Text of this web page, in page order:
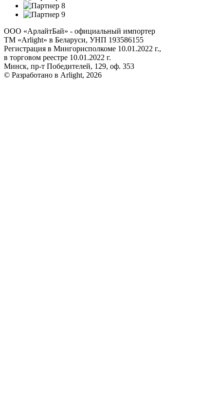
ООО «АрлайтБай» - официальный импортер
ТМ «Arlight» в Беларуси, УНП 193586155
Регистрация в Мингорисполкоме 10.01.2022 г.,
в торговом реестре 10.01.2022 г.
Минск, пр-т Победителей, 129, оф. 353
© Разработано в Arlight, 2026